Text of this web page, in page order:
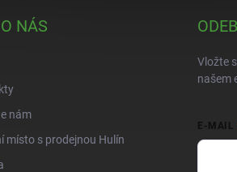
NÁS
nám
místo s prodejnou Hulín
Vložte
našem
E-MAIL